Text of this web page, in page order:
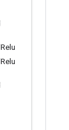
Relu
Relu